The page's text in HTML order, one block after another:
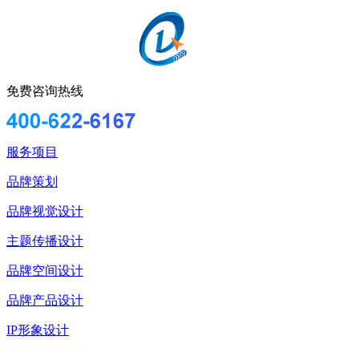
免费咨询热线
服务项目
品牌策划
品牌视觉设计
主题传播设计
品牌空间设计
品牌产品设计
IP形象设计